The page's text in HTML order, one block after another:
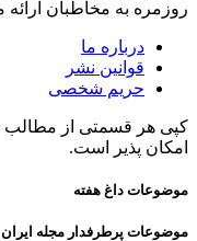
روزمره به مخاطبان ارائه
درباره ما
قوانین نشر
حریم شخصی
کپی هر قسمتی از مطالب
امکان پذیر است.
موضوعات داغ هفته
موضوعات پرطرفدار مجله ایران